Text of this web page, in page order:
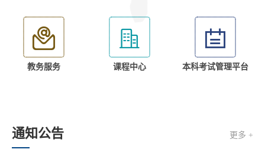
教务服务 课程中心 本科考试管理平台
通知公告 更多 +